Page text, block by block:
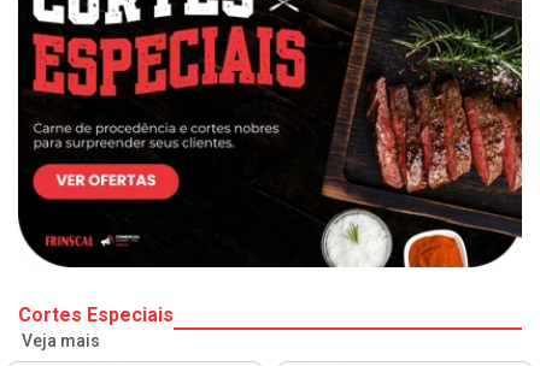
Cortes Especiais
Veja mais